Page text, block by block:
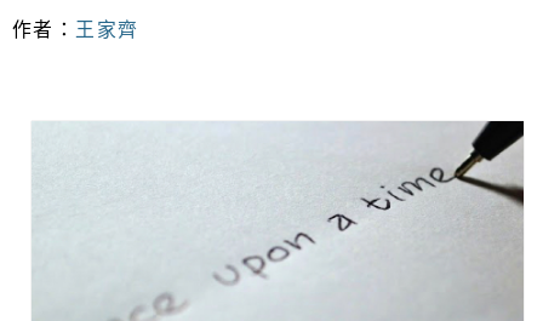
作者： 王家齊